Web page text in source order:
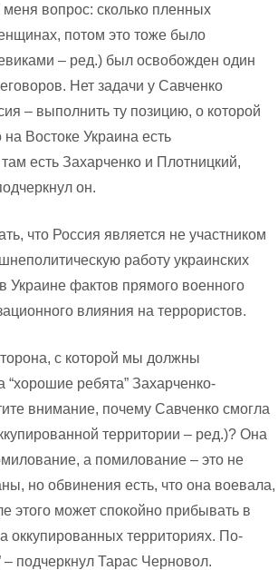
вопрос: сколько пленных
потом это тоже было
– ред.) был освобожден один
Нет задачи у Савченко
– выполнить ту позицию, о которой
Востоке Украина есть
есть Захарченко и Плотницкий,
он.
что Россия является не участником
работу украинских
Украине фактов прямого военного
влияния на террористов.
с которой мы должны
“хорошие ребята” Захарченко-
внимание, почему Савченко смогла
территории – ред.)? Она
а помилование – это не
но обвинения есть, что она воевала,
этого может спокойно прибывать в
оккупированных территориях. По-
подчеркнул Тарас Черновол.